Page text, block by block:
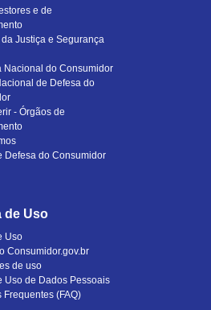
e de
Justiça e Segurança
Nacional do Consumidor
de Defesa do
- Órgãos de
Defesa do Consumidor
de Uso
Uso
Consumidor.gov.br
de uso
Uso de Dados Pessoais
Frequentes (FAQ)